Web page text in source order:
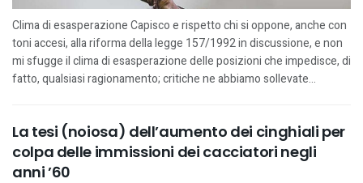
Clima di esasperazione Capisco e rispetto chi si oppone, anche con
toni accesi, alla riforma della legge 157/1992 in discussione, e non
mi sfugge il clima di esasperazione delle posizioni che impedisce, di
fatto, qualsiasi ragionamento; critiche ne abbiamo sollevate...
La tesi (noiosa) dell’aumento dei cinghiali per
colpa delle immissioni dei cacciatori negli
anni ’60